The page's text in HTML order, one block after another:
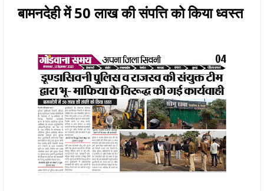
बामनदेही में 50 लाख की संपत्ति को किया ध्वस्त